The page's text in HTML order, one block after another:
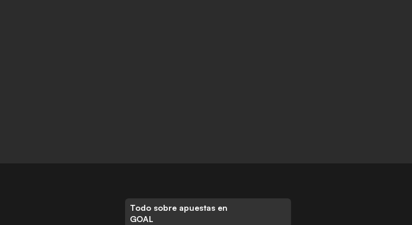
Todo sobre apuestas en
GOAL